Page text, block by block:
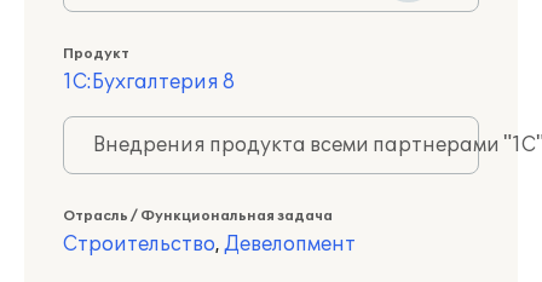
Продукт
1С:Бухгалтерия 8
Внедрения продукта всеми партнерами
Отрасль / Функциональная задача
Строительство, Девелопмент